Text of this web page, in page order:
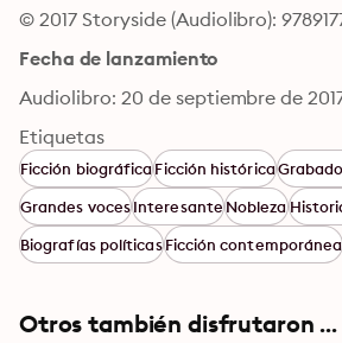
© 2017 Storyside (Audiolibro):
Fecha de lanzamiento
Audiolibro: 20 de septiembre de
Etiquetas
Ficción biográficaFicción histórica
Grandes vocesInteresanteNobleza
Biografías políticasFicción contemporánea
Otros también disfrutaron ...